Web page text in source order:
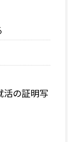
活の証明写